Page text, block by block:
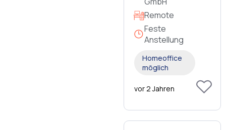
Remote
Feste
Anstellung
Homeoffice
möglich
vor 2 Jahren